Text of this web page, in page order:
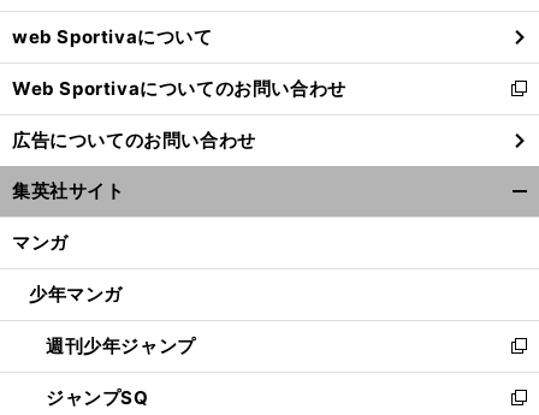
ウ
で
開
く
web Sportivaについて
Web Sportivaについてのお問い合わせ
新
し
い
ウ
ィ
ン
ウ
開
く
広告についてのお問い合わせ
集英社サイト
マンガ
少年マンガ
週刊少年ジャンプ
新
し
い
ジャンプSQ
新